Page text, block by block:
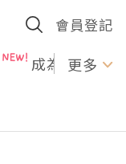
會員登記
成為U更多